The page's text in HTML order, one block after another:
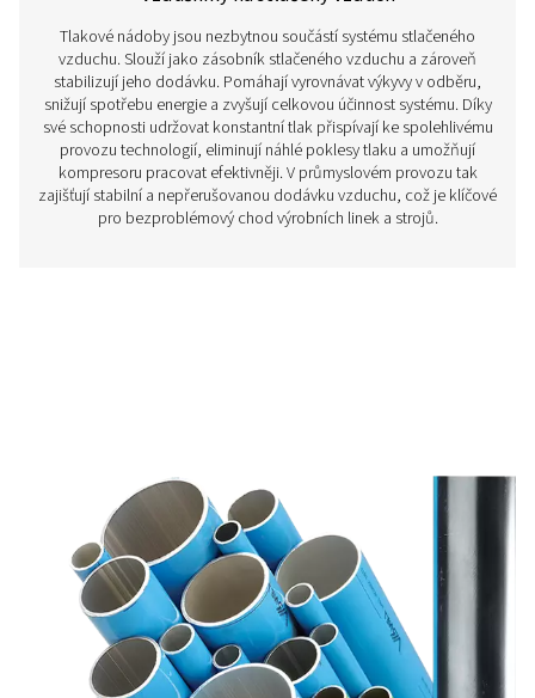
Vzdušníky na stlačený vzduch